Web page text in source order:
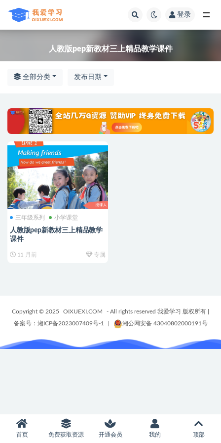
登录
人教版pep新教材三上精品教学课件
全部分类 发布日期
三年级系列 小学课堂
人教版pep新教材三上精品教学
课件
11 月前 专属
Copyright © 2025 OIXUEXI.COM - All rights reserved 我爱学习 版权所有
备案号：湘ICP备2023007409号-1
湘公网安备 43040802000191号
首页 免费获取资源 开通会员 我的 顶部